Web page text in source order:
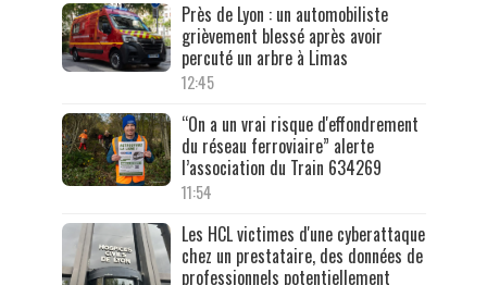
Près de Lyon : un automobiliste
grièvement blessé après avoir
percuté un arbre à Limas
12:45
“On a un vrai risque d'effondrement
du réseau ferroviaire” alerte
l’association du Train 634269
11:54
Les HCL victimes d'une cyberattaque
chez un prestataire, des données de
professionnels potentiellement